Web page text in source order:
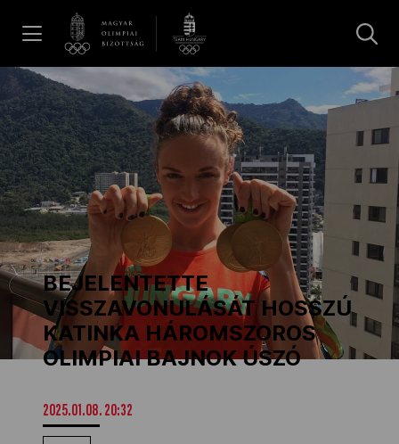
Hírek
Galéria
Dakar 2026
Los Angeles 2028
MOB
Kettőskarrier-program
BEJELENTETTE
VISSZAVONULÁSÁT HOSSZÚ
KATINKA HÁROMSZOROS
OLIMPIAI BAJNOK ÚSZÓ
2025.01.08. 20:32